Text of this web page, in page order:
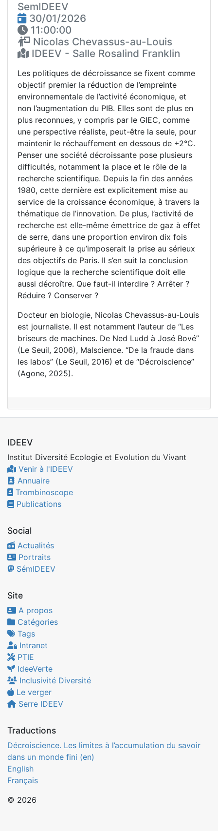
SemIDEEV
30/01/2026
11:00:00
Nicolas Chevassus-au-Louis
IDEEV - Salle Rosalind Franklin
Les politiques de décroissance se fixent comme
objectif premier la réduction de l’empreinte
environnementale de l’activité économique, et
non l’augmentation du PIB. Elles sont de plus en
plus reconnues, y compris par le GIEC, comme
une perspective réaliste, peut-être la seule, pour
maintenir le réchauffement en dessous de +2°C.
Penser une société décroissante pose plusieurs
difficultés, notamment la place et le rôle de la
recherche scientifique. Depuis la fin des années
1980, cette dernière est explicitement mise au
service de la croissance économique, à travers la
thématique de l’innovation. De plus, l’activité de
recherche est elle-même émettrice de gaz à effet
de serre, dans une proportion environ dix fois
supérieure à ce qu’imposerait la prise au sérieux
des objectifs de Paris. Il s’en suit la conclusion
logique que la recherche scientifique doit elle
aussi décroître. Que faut-il interdire ? Arrêter ?
Réduire ? Conserver ?
Docteur en biologie, Nicolas Chevassus-au-Louis
est journaliste. Il est notamment l’auteur de “Les
briseurs de machines. De Ned Ludd à José Bové”
(Le Seuil, 2006), Malscience. “De la fraude dans
les labos” (Le Seuil, 2016) et de “Décroiscience”
(Agone, 2025).
IDEEV
Institut Diversité Ecologie et Evolution du Vivant
Venir à l'IDEEV
Annuaire
Trombinoscope
Publications
Social
Actualités
Portraits
SémIDEEV
Site
A propos
Catégories
Tags
Intranet
PTIE
IdeeVerte
Inclusivité Diversité
Le verger
Serre IDEEV
Traductions
Décroiscience. Les limites à l’accumulation du savoir
dans un monde fini (en)
English
Français
© 2026